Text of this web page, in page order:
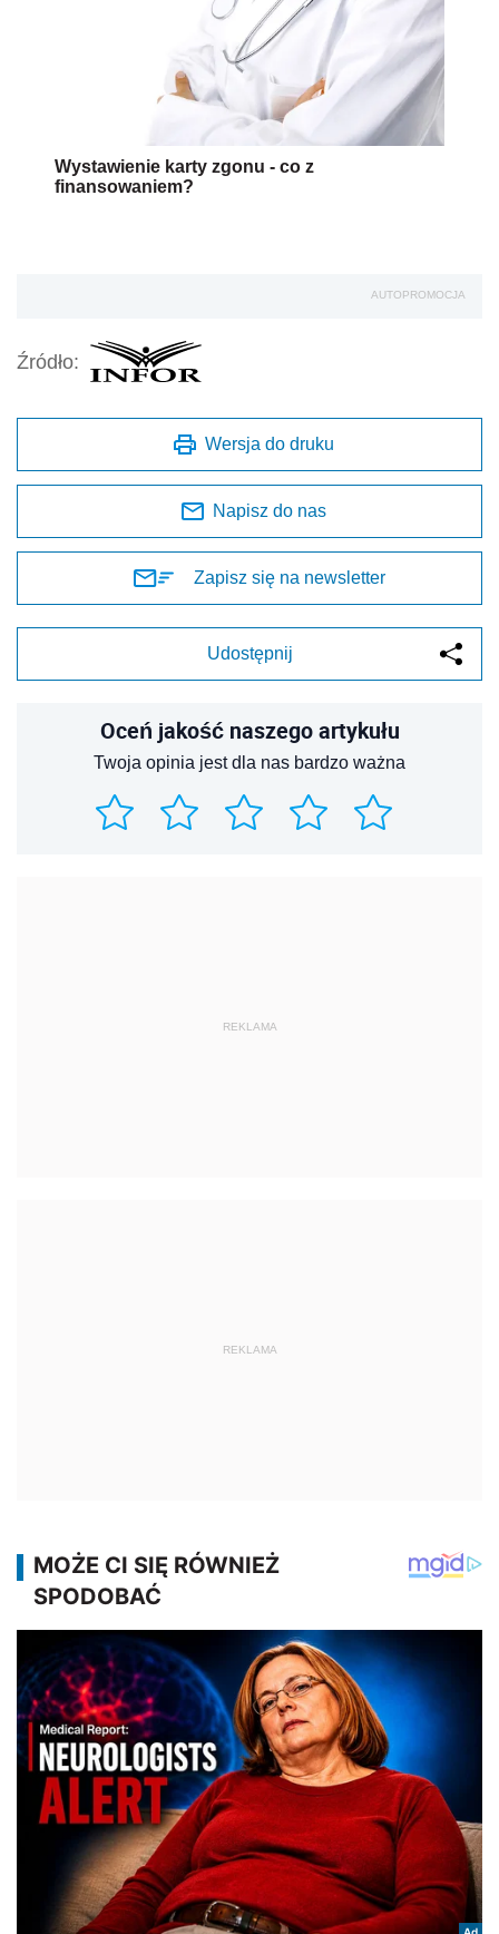
Wystawienie karty zgonu - co z
finansowaniem?
AUTOPROMOCJA
Źródło:
Wersja do druku
Napisz do nas
Zapisz się na newsletter
Udostępnij
Oceń jakość naszego artykułu
Twoja opinia jest dla nas bardzo ważna
REKLAMA
REKLAMA